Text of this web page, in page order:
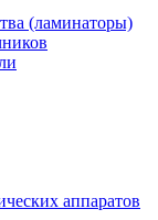
(ламинаторы)
аппаратов